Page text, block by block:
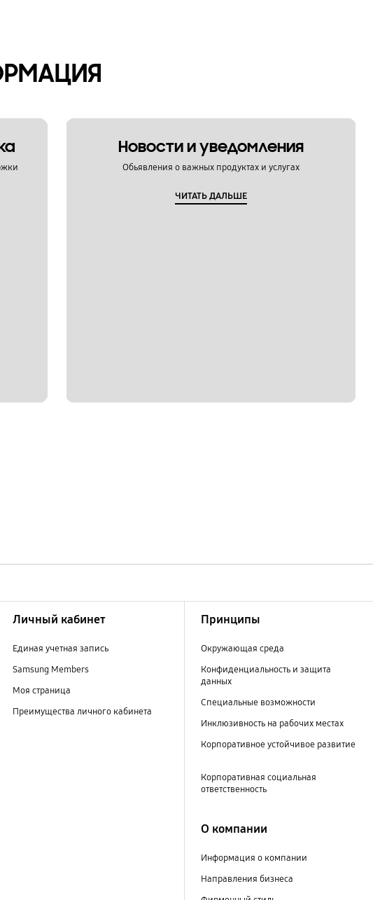
Новости и уведомления
Обьявления о важных продуктах и услугах
ЧИТАТЬ ДАЛЬШЕ
Личный кабинет
Единая учетная запись
Samsung Members
Моя страница
Преимущества личного кабинета
Принципы
Окружающая среда
Конфиденциальность и защита
данных
Специальные возможности
Инклюзивность на рабочих местах
Корпоративное устойчивое развитие
Корпоративная социальная
ответственность
О компании
Информация о компании
Направления бизнеса